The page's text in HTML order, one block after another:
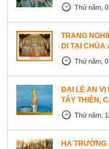
Thứ năm,
TRANG
DI TẠI CHÙA
Thứ năm,
ĐẠI LỄ AN VỊ
TÂY THIÊN,
Thứ năm,
HẠ